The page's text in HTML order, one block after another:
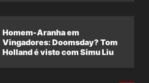
Homem-Aranha em
Vingadores: Doomsday? Tom
Holland é visto com Simu Liu